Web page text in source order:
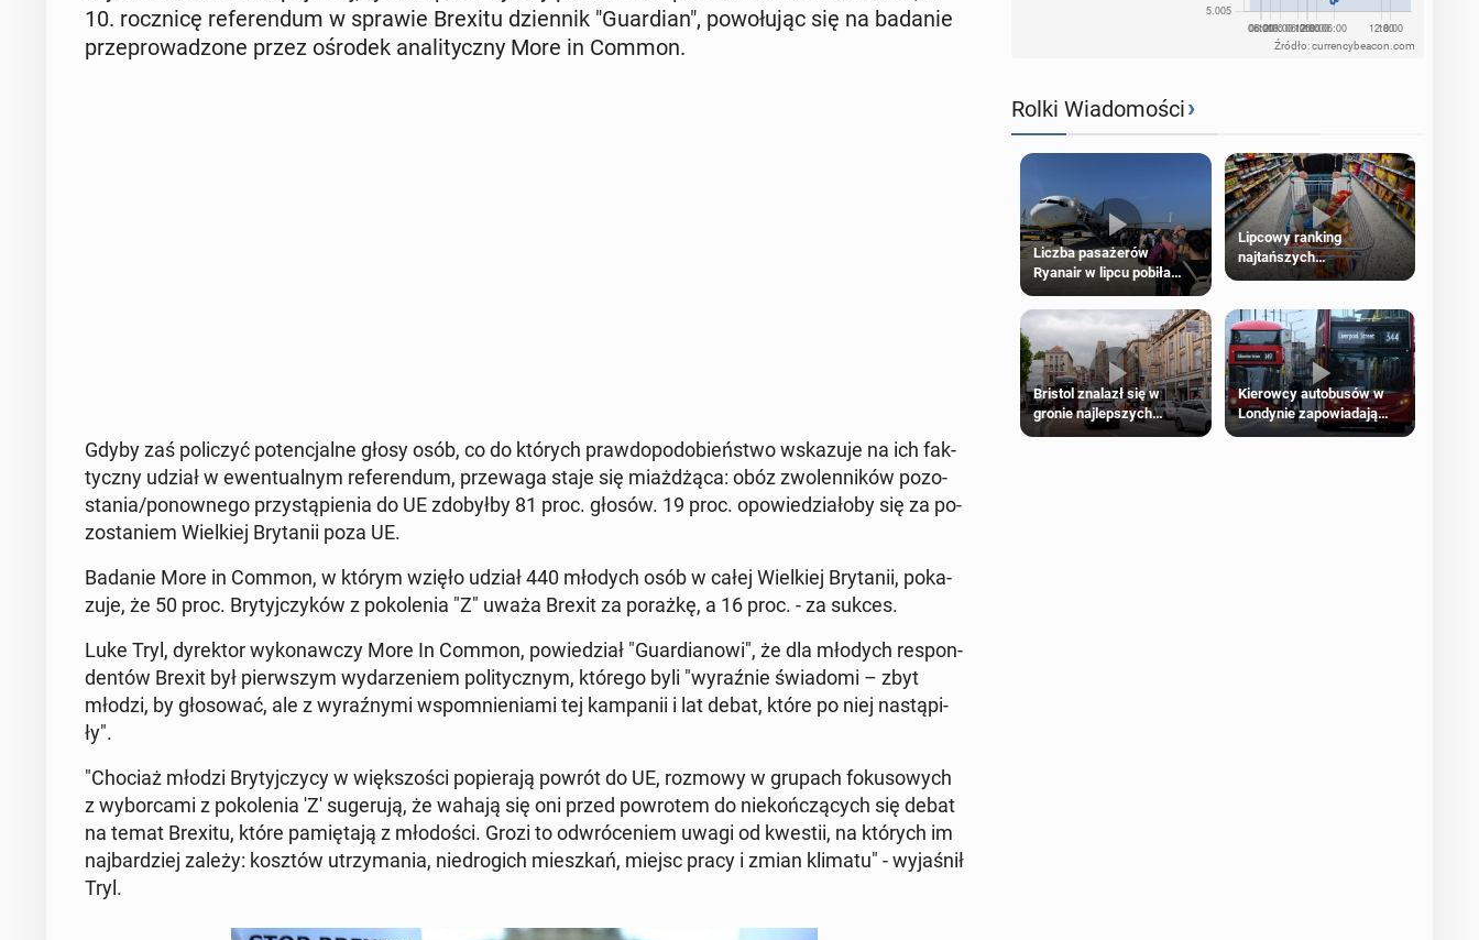
10. rocz­ni­cę re­fe­ren­dum w sprawie Brexitu dzien­nik "Gu­ar­dian", po­wo­łu­jąc się na badanie
prze­pro­wa­dzo­ne przez ośrodek ana­li­tycz­ny More in Common.
Gdyby zaś po­li­czyć po­ten­cjal­ne głosy osób, co do których praw­do­po­do­bień­stwo wska­zu­je na ich fak­
tycz­ny udział w ewen­tu­al­nym re­fe­ren­dum, prze­wa­ga staje się miaż­dżą­ca: obóz zwo­len­ni­ków po­zo­
sta­nia/po­now­ne­go przy­stą­pie­nia do UE zdo­był­by 81 proc. głosów. 19 proc. opo­wie­dzia­ło­by się za po­
zo­sta­niem Wiel­kiej Bry­ta­nii poza UE.
Badanie More in Common, w którym wzięło udział 440 młodych osób w całej Wiel­kiej Bry­ta­nii, po­ka­
zu­je, że 50 proc. Bry­tyj­czy­ków z po­ko­le­nia "Z" uważa Brexit za porażkę, a 16 proc. - za sukces.
Luke Tryl, dy­rek­tor wy­ko­naw­czy More In Common, po­wie­dział "Gu­ar­dia­no­wi", że dla młodych re­spon­
den­tów Brexit był pierw­szym wy­da­rze­niem po­li­tycz­nym, którego byli "wy­raź­nie świa­do­mi – zbyt
młodzi, by gło­so­wać, ale z wy­raź­ny­mi wspo­mnie­nia­mi tej kam­pa­nii i lat debat, które po niej na­stą­pi­
ły".
"Chociaż młodzi Bry­tyj­czy­cy w więk­szo­ści po­pie­ra­ją powrót do UE, rozmowy w grupach fo­ku­so­wych
z wy­bor­ca­mi z po­ko­le­nia 'Z' su­ge­ru­ją, że wahają się oni przed po­wro­tem do nie­koń­czą­cych się debat
na temat Brexitu, które pa­mię­ta­ją z mło­do­ści. Grozi to od­wró­ce­niem uwagi od kwestii, na których im
naj­bar­dziej zależy: kosztów utrzy­ma­nia, nie­dro­gich miesz­kań, miejsc pracy i zmian klimatu" - wy­ja­śnił
Tryl.
Źródło: currencybeacon.com
Rolki Wiadomości›
Liczba pasażerów
Ryanair w lipcu pobiła
rekord
Lipcowy ranking
najtańszych
supermarketów
Bristol znalazł się w
gronie najlepszych
kierunków podróży na
Kierowcy autobusów w
Londynie zapowiadają
strajki